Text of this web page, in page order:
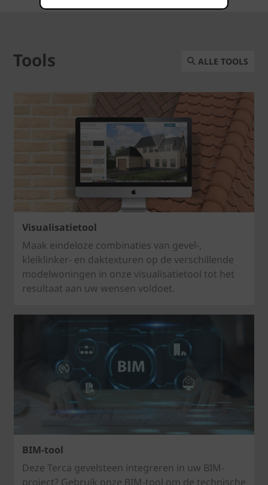
Tools ALLE TOOLS
Visualisatietool
Maak eindeloze combinaties van gevel-,
kleiklinker- en daktexturen op de verschillende
modelwoningen in onze visualisatietool tot het
resultaat aan uw wensen voldoet.
BIM-tool
Deze Terca gevelsteen integreren in uw BIM-
project? Gebruik onze BIM-tool om de technische